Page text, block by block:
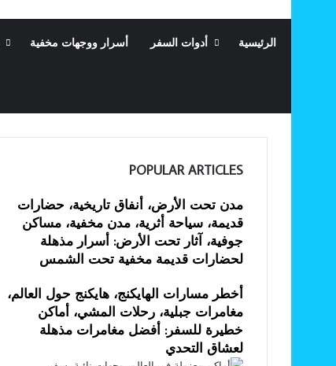
الرئيسية أدوات السفر أسرار ووجهات مخفية
POPULAR ARTICLES
مدن تحت الأرض، أنفاق تاريخية، حضارات
قديمة، سياحة أثرية، مدن مخفية، مساكن
جوفية، آثار تحت الأرض: أسرار مذهلة
لحضارات قديمة مخفية تحت الشمس
أخطر مسارات الهايكنج، هايكنج حول العالم،
مغامرات جبلية، رحلات المشي، أماكن
خطيرة للسفر: أفضل مغامرات مذهلة
لعشاق التحدي